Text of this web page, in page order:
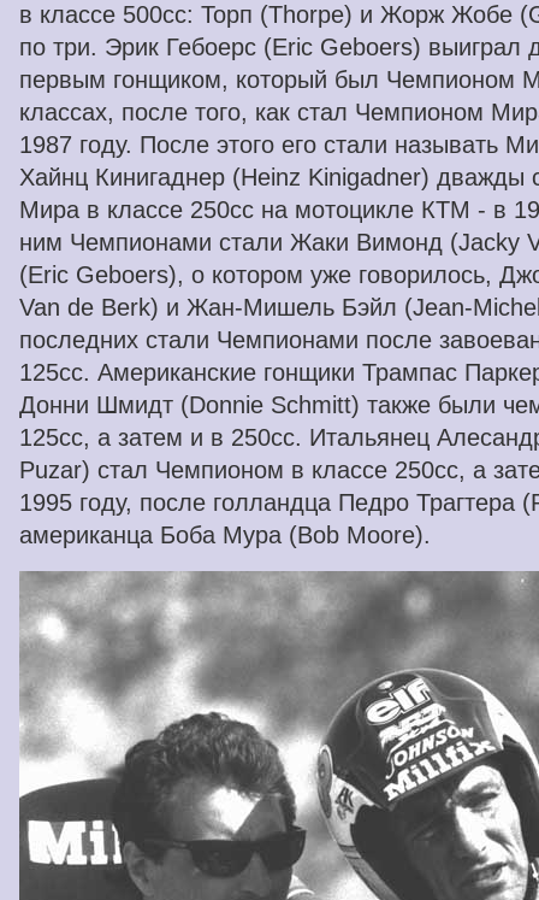
в классе 500cc: Торп (Thorpe) и Жорж Жобе
по три. Эрик Гебоерс (Eric Geboers) выиграл
первым гонщиком, который был Чемпионом
классах, после того, как стал Чемпионом
1987 году. После этого его стали называть
Хайнц Кинигаднер (Heinz Kinigadner) дважды
Мира в классе 250cc на мотоцикле КТМ - в
ним Чемпионами стали Жаки Вимонд (Jacky
(Eric Geboers), о котором уже говорилось,
Van de Berk) и Жан-Мишель Бэйл (Jean-
последних стали Чемпионами после
125cc. Американские гонщики Трампас
Донни Шмидт (Donnie Schmitt) также были
125cc, а затем и в 250cc. Итальянец
Puzar) стал Чемпионом в классе 250cc, а
1995 году, после голландца Педро Трагтера
американца Боба Мура (Bob Moore).